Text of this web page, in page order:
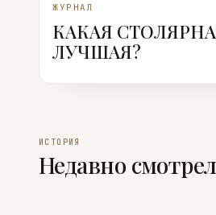
ЖУРНАЛ
КАКАЯ
ЛУЧШАЯ?
ИСТОРИЯ
Недавно